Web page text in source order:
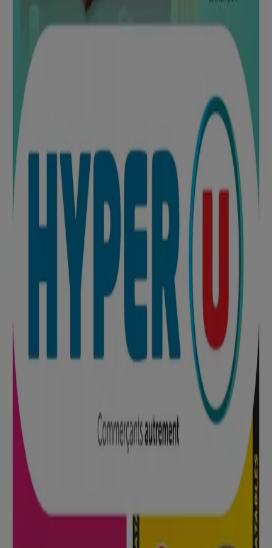
España
Brasil
Colombia
Nederland
Australia
Sverige
Canada
Danmark
Belgique
Schweiz
Maroc
Ceská republika
Magyarország
България
Publicité